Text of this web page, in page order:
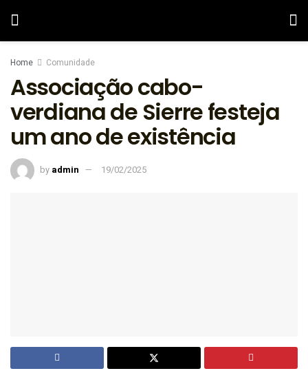
Home Comunidade
Associação cabo-
verdiana de Sierre festeja
um ano de existência
by admin 19/02/2025